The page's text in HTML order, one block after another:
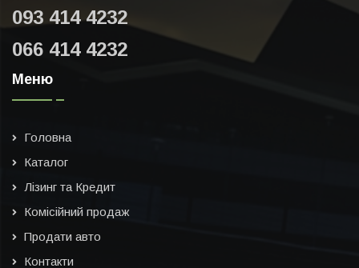
093 414 4232
066 414 4232
Меню
Головна
Каталог
Лізинг та Кредит
Комісійний продаж
Продати авто
Контакти